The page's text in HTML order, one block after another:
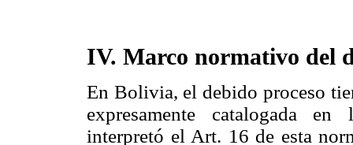
IV. Marco normativo del
En Bolivia, el debido proceso
expresamente catalogada
interpretó el Art. 16 de esta